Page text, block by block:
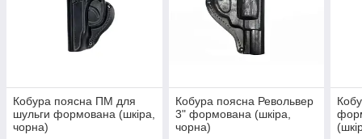
Кобура поясна ПМ для
шульги формована (шкіра,
чорна)
Кобура поясна Револьвер
3" формована (шкіра,
чорна)